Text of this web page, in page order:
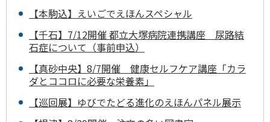
【本駒込】えいごでえほんスペシャル
【千石】7/12開催 都立大塚病院連携講座 尿路結
石症について（事前申込）
【真砂中央】8/7開催 健康セルフケア講座「カラ
ダとココロに必要な栄養素」
【巡回展】ゆびでたどる進化のえほんパネル展示